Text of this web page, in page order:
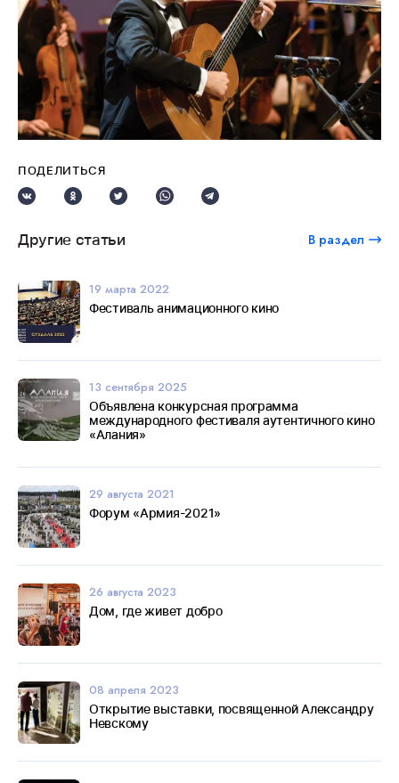
ПОДЕЛИТЬСЯ
Другие статьи В раздел
19 марта 2022
Фестиваль анимационного кино
13 сентября 2025
Объявлена конкурсная программа
международного фестиваля аутентичного кино
«Алания»
29 августа 2021
Форум «Армия-2021»
26 августа 2023
Дом, где живет добро
08 апреля 2023
Открытие выставки, посвященной Александру
Невскому